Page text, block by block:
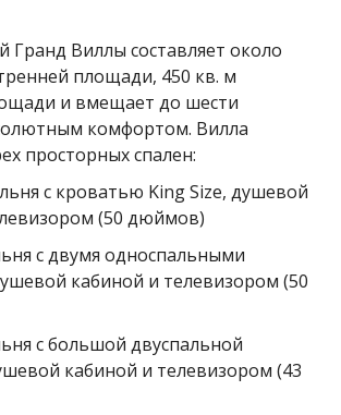
Гранд Виллы составляет около
площади, 450 кв. м
и вмещает до шести
комфортом. Вилла
просторных спален:
с кроватью KingSize, душевой
(50 дюймов)
с двумя односпальными
кабиной и телевизором (50
с большой двуспальной
кабиной и телевизором (43